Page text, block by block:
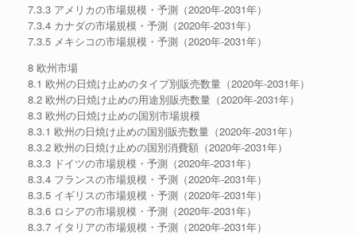
7.3.3 アメリカの市場規模・予測（2020年-2031年）
7.3.4 カナダの市場規模・予測（2020年-2031年）
7.3.5 メキシコの市場規模・予測（2020年-2031年）
8 欧州市場
8.1 欧州の日焼け止めのタイプ別販売数量（2020年-2031年）
8.2 欧州の日焼け止めの用途別販売数量（2020年-2031年）
8.3 欧州の日焼け止めの国別市場規模
8.3.1 欧州の日焼け止めの国別販売数量（2020年-2031年）
8.3.2 欧州の日焼け止めの国別消費額（2020年-2031年）
8.3.3 ドイツの市場規模・予測（2020年-2031年）
8.3.4 フランスの市場規模・予測（2020年-2031年）
8.3.5 イギリスの市場規模・予測（2020年-2031年）
8.3.6 ロシアの市場規模・予測（2020年-2031年）
8.3.7 イタリアの市場規模・予測（2020年-2031年）